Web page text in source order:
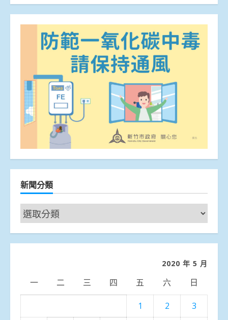
新聞分類
新
聞
分
2020 年 5 月
一 二 三 四 五 六 日
1 2 3